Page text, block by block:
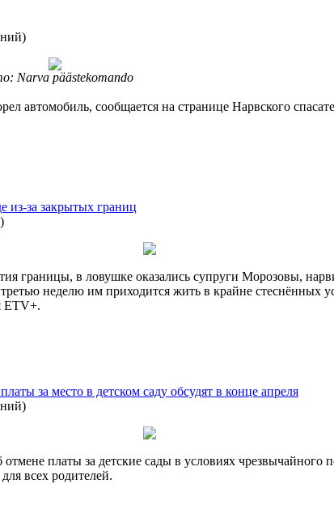
)
Narva päästekomando
автомобиль, сообщается на странице Нарвского
из-за закрытых границ
)
границы, в ловушке оказались супруги Морозовы,
неделю им приходится жить в крайне стеснённых
ETV+.
за место в детском саду обсудят в конце апреля
)
платы за детские сады в условиях
всех родителей.